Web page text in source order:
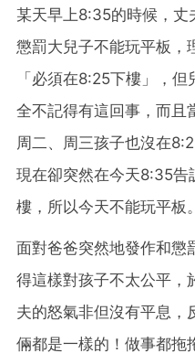
某天早上8:35的時候，丈
懲罰大兒子不能玩平板，
「必須在8:25下樓」，
全不記得有這回事，而且
周二、周三孩子也沒在
現在卻突然在今天8:35
樓，所以今天不能玩平板
面對爸爸突然地發作和懲
得這樣對孩子不太公平，
夫的怒氣非但沒有平息，
倆都是一樣的！做事都拖